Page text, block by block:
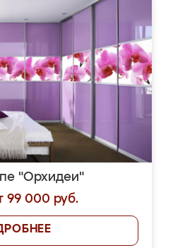
"Орхидеи"
99 000 руб.